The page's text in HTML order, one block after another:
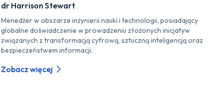
dr Harrison Stewart
Menedżer w obszarze inżynierii nauki i technologii, posiadający
globalne doświadczenie w prowadzeniu złożonych inicjatyw
związanych z transformacją cyfrową, sztuczną inteligencją oraz
bezpieczeństwem informacji.
Zobacz więcej